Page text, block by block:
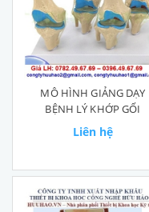
MÔ HÌNH GIẢNG DẠY
BỆNH LÝ KHỚP GỐI
Liên hệ